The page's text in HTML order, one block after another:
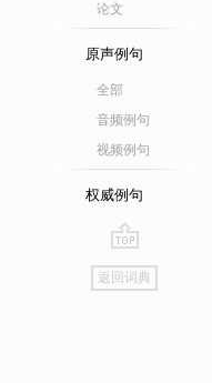
论文
原声例句
全部
音频例句
视频例句
权威例句
go
top
返回词典